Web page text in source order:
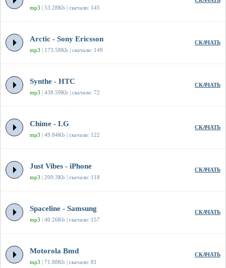
mp3 | 53.28Kb | скачали: 145
Arctic - Sony Ericsson
mp3 | 173.58Kb | скачали: 149
СКАЧАТЬ
Synthe - HTC
mp3 | 438.59Kb | скачали: 72
СКАЧАТЬ
Chime - LG
mp3 | 49.84Kb | скачали: 122
СКАЧАТЬ
Just Vibes - iPhone
mp3 | 200.3Kb | скачали: 118
СКАЧАТЬ
Spaceline - Samsung
mp3 | 40.26Kb | скачали: 157
СКАЧАТЬ
Motorola Bmd
mp3 | 71.88Kb | скачали: 81
СКАЧАТЬ